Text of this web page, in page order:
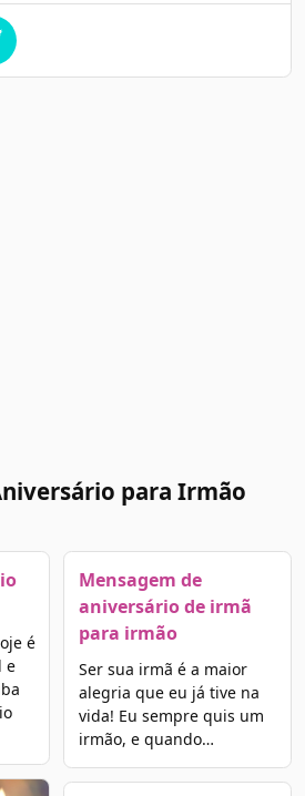
para Irmão
é
e
Mensagem de
aniversário de irmã
para irmão
Ser sua irmã é a maior
alegria que eu já tive na
vida! Eu sempre quis um
irmão, e quando…